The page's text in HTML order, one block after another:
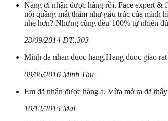
Nàng ơi nhận được hàng rồi. Face expert &
nổi quầng mắt thâm như gấu trúc của mình
nhẹ hơn? Nhưng cũng đều 100% tự nhiên
23/09/2014 DT..303
Minh da nhan duoc hang.Hang duoc giao
09/06/2016 Minh Thu
Em đã nhận được hàng ạ. Vừa mở ra đã
10/12/2015 Mai